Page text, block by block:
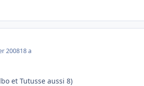
200818 a
et Tutusse aussi 8)